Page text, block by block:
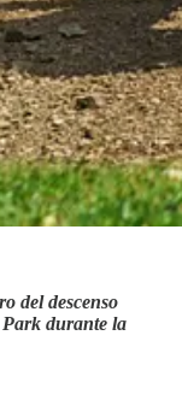
del descenso
Park durante la